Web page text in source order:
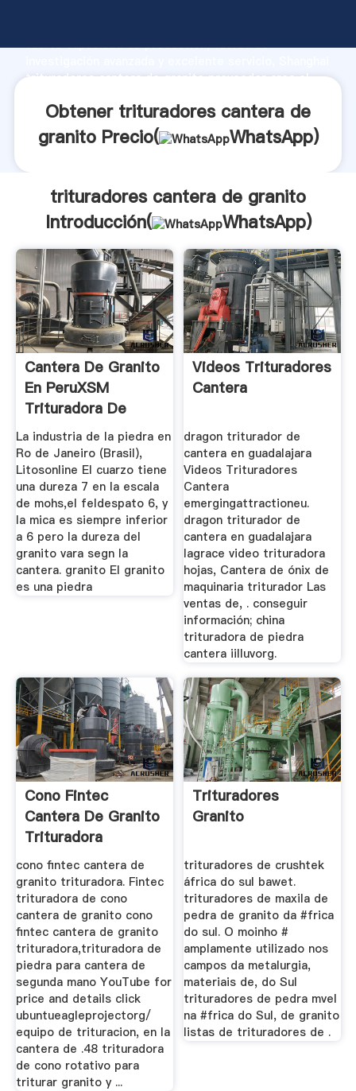
fuerte capacidad de producción, fuerza de
trituradores cantera de granito proveedor crea el
Obtener trituradores cantera de
granito Precio(
WhatsApp)
trituradores cantera de granito
Introducción(
WhatsApp)
Cantera De Granito
En PeruXSM
Trituradora De
Compra Venta
La industria de la piedra en
Ro de Janeiro (Brasil),
Litosonline El cuarzo tiene
una dureza 7 en la escala
de mohs,el feldespato 6, y
la mica es siempre inferior
a 6 pero la dureza del
granito vara segn la
cantera. granito El granito
es una piedra
Videos Trituradores
Cantera
dragon triturador de
cantera en guadalajara
Videos Trituradores
Cantera
emergingattractioneu.
dragon triturador de
cantera en guadalajara
lagrace video trituradora
hojas, Cantera de ónix de
maquinaria triturador Las
ventas de, . conseguir
información; china
trituradora de piedra
cantera iilluvorg.
Cono Fintec
Cantera De Granito
Trituradora
cono fintec cantera de
granito trituradora. Fintec
trituradora de cono
cantera de granito cono
fintec cantera de granito
trituradora,trituradora de
piedra para cantera de
segunda mano YouTube for
price and details click
ubuntueagleprojectorg/
equipo de trituracion, en la
cantera de .48 trituradora
de cono rotativo para
triturar granito y ...
Trituradores
Granito
trituradores de crushtek
áfrica do sul bawet.
trituradores de maxila de
pedra de granito da #frica
do sul. O moinho #
amplamente utilizado nos
campos da metalurgia,
materiais de, do Sul
trituradores de pedra mvel
na #frica do Sul, de granito
listas de trituradores de .